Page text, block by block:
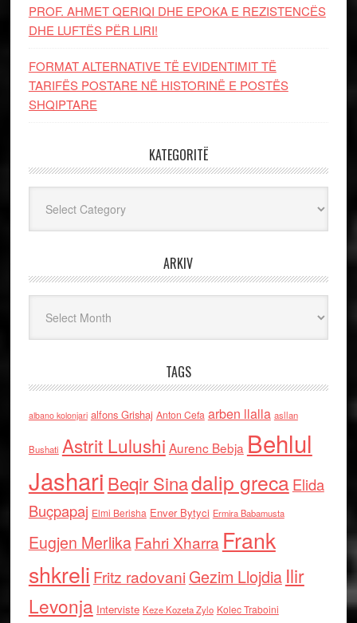
PROF. AHMET QERIQI DHE EPOKA E REZISTENCЁS
DHE LUFTЁS PЁR LIRI!
FORMAT ALTERNATIVE TË EVIDENTIMIT TË
TARIFËS POSTARE NË HISTORINË E POSTËS
SHQIPTARE
KATEGORITË
ARKIV
TAGS
albano kolonjari alfons Grishaj Anton Cefa arben llalla asllan
Bushati Astrit Lulushi Aurenc Bebja Behlul
Jashari Beqir Sinadalip grecaElida
Buçpapaj Elmi Berisha Enver Bytyci Ermira Babamusta
Eugjen MerlikaFahri Xharra Frank
shkreli Fritz radovaniGezim Llojdia Ilir
Levonja Interviste Keze Kozeta Zylo Kolec Traboini